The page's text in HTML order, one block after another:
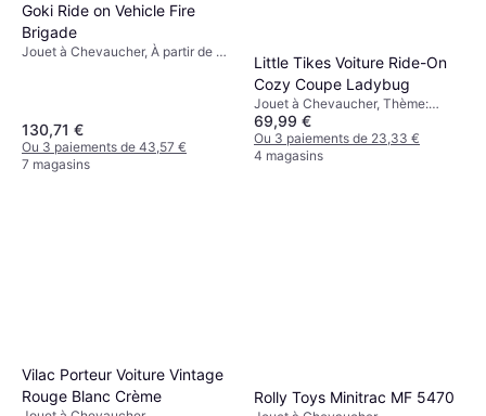
Goki Ride on Vehicle Fire
Brigade
Jouet à Chevaucher, À partir de 1
130,71 €
Ou 3 paiements de 43,57 €
7 magasins
Little Tikes Voiture Ride-On
Cozy Coupe Ladybug
Jouet à Chevaucher, Thème:
Animal
69,99 €
Ou 3 paiements de 23,33 €
4 magasins
Vilac Porteur Voiture Vintage
Rouge Blanc Crème
Rolly Toys Minitrac MF 5470